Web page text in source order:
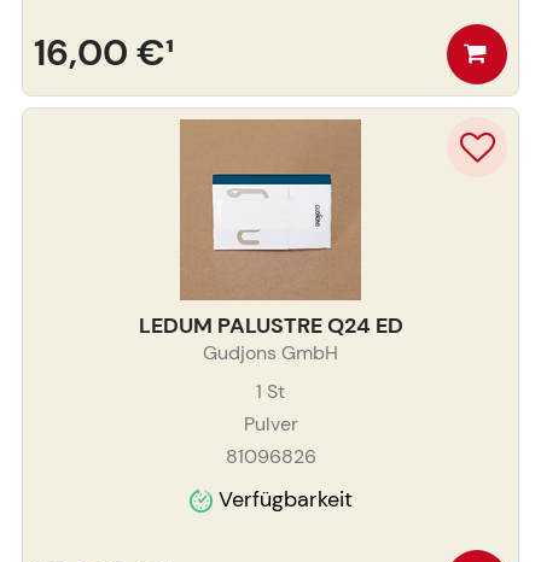
16,00 €¹
LEDUM PALUSTRE Q24 ED
Gudjons GmbH
1 St
Pulver
81096826
Verfügbarkeit